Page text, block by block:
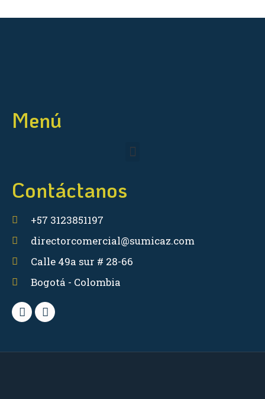
Menú
Contáctanos
+57 3123851197
directorcomercial@sumicaz.com
Calle 49a sur # 28-66
Bogotá - Colombia